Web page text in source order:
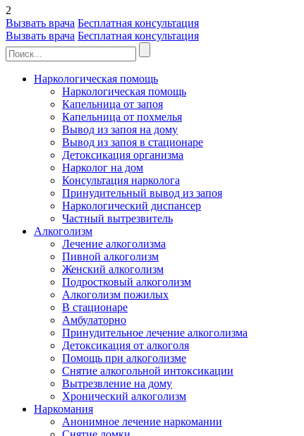
2
Вызвать врача Бесплатная консультация
Вызвать врача Бесплатная консультация
Наркологическая помощь
Наркологическая помощь
Капельница от запоя
Капельница от похмелья
Вывод из запоя на дому
Вывод из запоя в стационаре
Детоксикация организма
Нарколог на дом
Консультация нарколога
Принудительный вывод из запоя
Наркологический диспансер
Частный вытрезвитель
Алкоголизм
Лечение алкоголизма
Пивной алкоголизм
Женский алкоголизм
Подростковый алкоголизм
Алкоголизм пожилых
В стационаре
Амбулаторно
Принудительное лечение алкоголизма
Детоксикация от алкоголя
Помощь при алкоголизме
Снятие алкогольной интоксикации
Вытрезвление на дому
Хронический алкоголизм
Наркомания
Анонимное лечение наркомании